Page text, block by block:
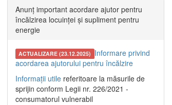
Anunț important acordare ajutor pentru
încălzirea locuinței și supliment pentru
energie
ACTUALIZARE (23.12.2025) Informare privind
acordarea ajutorului pentru încălzire
Informații utile referitoare la măsurile de
sprijin conform Legii nr. 226/2021 -
consumatorul vulnerabil